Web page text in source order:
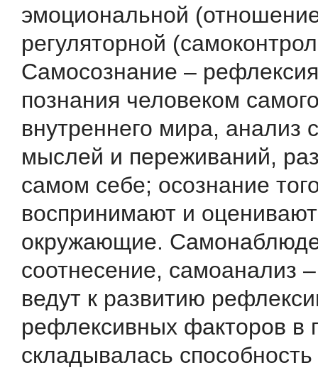
эмоциональной
регуляторной
Самосознание –
познания человеком
внутреннего мира, анализ
мыслей и переживаний,
самом себе; осознание
воспринимают и
окружающие.
соотнесение, самоанализ
ведут к развитию
рефлексивных факторов в
складывалась